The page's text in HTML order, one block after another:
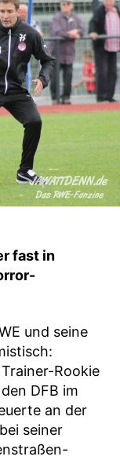
fast in
und seine
Rookie
DFB im
an der
seiner